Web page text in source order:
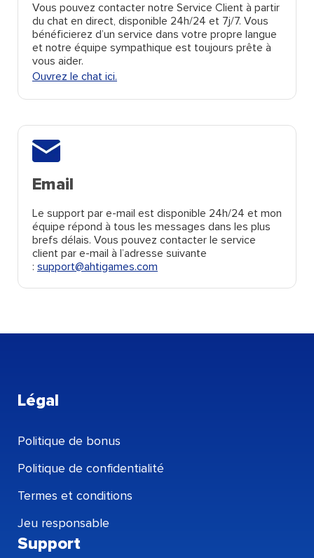
Vous pouvez contacter notre Service Client à partir
du chat en direct, disponible 24h/24 et 7j/7. Vous
bénéficierez d’un service dans votre propre langue
et notre équipe sympathique est toujours prête à
vous aider.
Ouvrez le chat ici.
Email
Le support par e-mail est disponible 24h/24 et mon
équipe répond à tous les messages dans les plus
brefs délais. Vous pouvez contacter le service
client par e-mail à l’adresse suivante
: support@ahtigames.com
Légal
Politique de bonus
Politique de confidentialité
Termes et conditions
Jeu responsable
Support